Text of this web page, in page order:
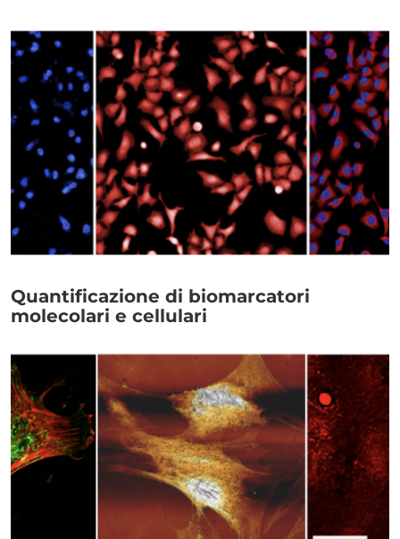
Paragrafo
Immagine
Link
Quantificazione di biomarcatori
molecolari e cellulari